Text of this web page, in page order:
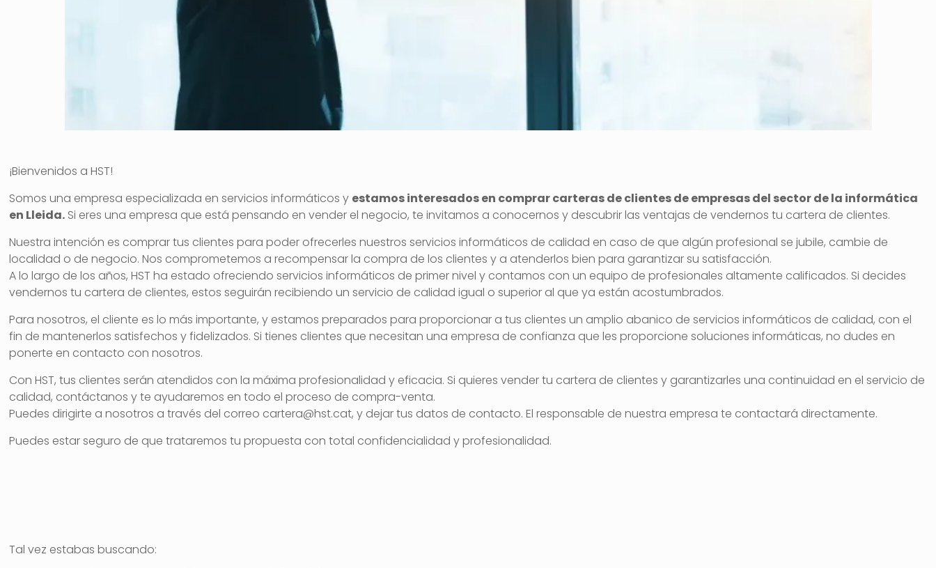
¡Bienvenidos a HST!
Somos una empresa especializada en servicios informáticos y estamos interesados en comprar carteras de clientes de empresas del sector de la informática
en Lleida. Si eres una empresa que está pensando en vender el negocio, te invitamos a conocernos y descubrir las ventajas de vendernos tu cartera de clientes.
Nuestra intención es comprar tus clientes para poder ofrecerles nuestros servicios informáticos de calidad en caso de que algún profesional se jubile, cambie de
localidad o de negocio. Nos comprometemos a recompensar la compra de los clientes y a atenderlos bien para garantizar su satisfacción.
A lo largo de los años, HST ha estado ofreciendo servicios informáticos de primer nivel y contamos con un equipo de profesionales altamente calificados. Si decides
vendernos tu cartera de clientes, estos seguirán recibiendo un servicio de calidad igual o superior al que ya están acostumbrados.
Para nosotros, el cliente es lo más importante, y estamos preparados para proporcionar a tus clientes un amplio abanico de servicios informáticos de calidad, con el
fin de mantenerlos satisfechos y fidelizados. Si tienes clientes que necesitan una empresa de confianza que les proporcione soluciones informáticas, no dudes en
ponerte en contacto con nosotros.
Con HST, tus clientes serán atendidos con la máxima profesionalidad y eficacia. Si quieres vender tu cartera de clientes y garantizarles una continuidad en el servicio de
calidad, contáctanos y te ayudaremos en todo el proceso de compra-venta.
Puedes dirigirte a nosotros a través del correo cartera@hst.cat, y dejar tus datos de contacto. El responsable de nuestra empresa te contactará directamente.
Puedes estar seguro de que trataremos tu propuesta con total confidencialidad y profesionalidad.
Tal vez estabas buscando: